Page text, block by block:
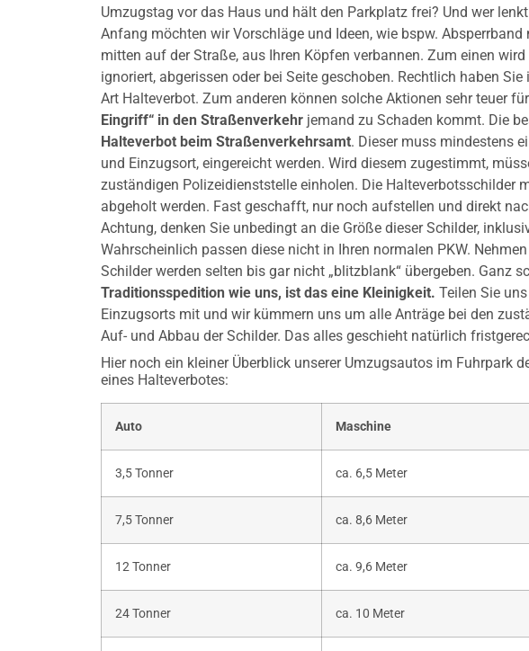
Umzugstag vor das Haus und hält den Parkplatz frei? Und wer
Anfang möchten wir Vorschläge und Ideen, wie bspw.
mitten auf der Straße, aus Ihren Köpfen verbannen. Zum einen
ignoriert, abgerissen oder bei Seite geschoben. Rechtlich haben
Art Halteverbot. Zum anderen können solche Aktionen sehr teuer
Eingriff“ in den Straßenverkehr jemand zu Schaden kommt. Die
Halteverbot beim Straßenverkehrsamt. Dieser muss mindestens
und Einzugsort, eingereicht werden. Wird diesem zugestimmt,
zuständigen Polizeidienststelle einholen. Die Halteverbotsschilder
abgeholt werden. Fast geschafft, nur noch aufstellen und direkt
Achtung, denken Sie unbedingt an die Größe dieser Schilder,
Wahrscheinlich passen diese nicht in Ihren normalen PKW.
Schilder werden selten bis gar nicht „blitzblank“ übergeben. Ganz
Traditionsspedition wie uns, ist das eine Kleinigkeit. Teilen Sie
Einzugsorts mit und wir kümmern uns um alle Anträge bei den
Auf- und Abbau der Schilder. Das alles geschieht natürlich
Hier noch ein kleiner Überblick unserer Umzugsautos im Fuhrpark
eines Halteverbotes:
Auto Maschine
3,5 Tonner ca. 6,5 Meter
7,5 Tonner ca. 8,6 Meter
12 Tonner ca. 9,6 Meter
24 Tonner ca. 10 Meter